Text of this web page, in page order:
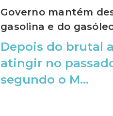
Governo mantém
gasolina e do
Depois do brutal
atingir no
segundo o M...